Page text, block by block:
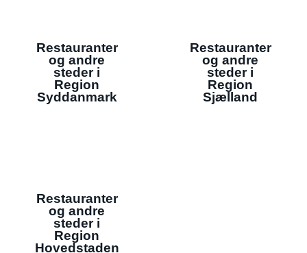
Restauranter
og andre
steder i
Region
Syddanmark
Restauranter
og andre
steder i
Region
Sjælland
Restauranter
og andre
steder i
Region
Hovedstaden